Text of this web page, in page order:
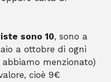
sono 10, sono a
a ottobre di ogni
menzionato)
cioè 9€